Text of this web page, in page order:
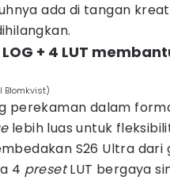
ada di tangan
+ 4 LUT
Blomkvist)
perekaman dalam
lebih luas untuk
S26 Ultra dari
4 presetLUT bergaya